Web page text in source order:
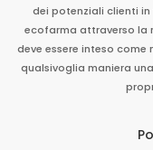
dei potenziali clienti
ecofarma attraverso la
deve essere inteso
qualsivoglia maniera